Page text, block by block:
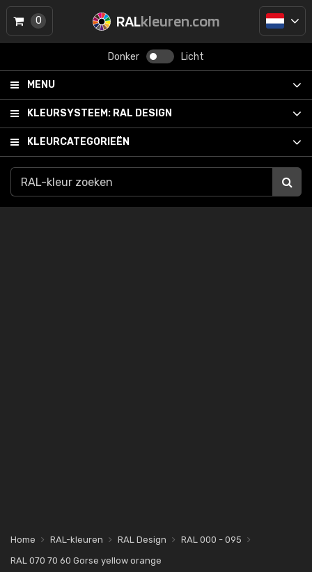
RALkleuren.com
Donker Licht
MENU
KLEURSYSTEEM: RAL DESIGN
KLEURCATEGORIEËN
0
Home RAL-kleuren RAL Design
RAL 000 - 095
RAL 070 70 60 Gorse yellow orange